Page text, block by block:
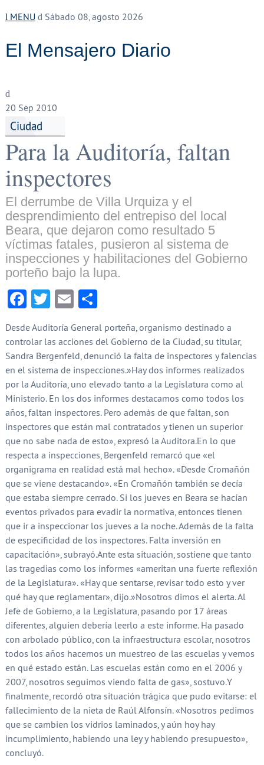
MENU Sábado 08, agosto 2026
El Mensajero Diario
20 Sep 2010
Ciudad
Para la Auditoría, faltan
inspectores
El derrumbe de Villa Urquiza y el
desprendimiento del entrepiso del local
Beara, que dejaron como resultado 5
víctimas fatales, pusieron al sistema de
inspecciones y habilitaciones del Gobierno
porteño bajo la lupa.
Facebook
Twitter
EmailCompartir
Desde Auditoría General porteña, organismo destinado a
controlar las acciones del Gobierno de la Ciudad, su titular,
Sandra Bergenfeld, denunció la falta de inspectores y falencias
en el sistema de inspecciones.»Hay dos informes realizados
por la Auditoría, uno elevado tanto a la Legislatura como al
Ministerio. En los dos informes destacamos como todos los
años, faltan inspectores. Pero además de que faltan, son
inspectores que están mal contratados y tienen un superior
que no sabe nada de esto», expresó la Auditora.En lo que
respecta a inspecciones, Bergenfeld remarcó que «el
organigrama en realidad está mal hecho». «Desde Cromañón
que se viene destacando». «En Cromañón también se decía
que estaba siempre cerrado. Si los jueves en Beara se hacían
eventos privados para evadir la normativa, entonces tienen
que ir a inspeccionar los jueves a la noche. Además de la falta
de especificidad de los inspectores. Falta inversión en
capacitación», subrayó.Ante esta situación, sostiene que tanto
las tragedias como los informes «ameritan una fuerte reflexión
de la Legislatura». «Hay que sentarse, revisar todo esto y ver
qué hay que reglamentar», dijo.»Nosotros dimos el alerta. Al
Jefe de Gobierno, a la Legislatura, pasando por 17 áreas
diferentes, alguien debería leerlo a este informe. Ha pasado
con arbolado público, con la infraestructura escolar, nosotros
todos los años hacemos un muestreo de las escuelas y vemos
en qué estado están. Las escuelas están como en el 2006 y
2007, nosotros seguimos viendo falta de gas», sostuvo.Y
finalmente, recordó otra situación trágica que pudo evitarse: el
fallecimiento de la nieta de Raúl Alfonsín. «Nosotros pedimos
que se cambien los vidrios laminados, y aún hoy hay
incumplimiento, habiendo una ley y habiendo presupuesto»,
concluyó.